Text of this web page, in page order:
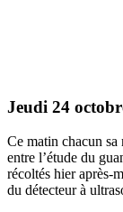
Jeudi 24
Ce matin chacun sa
entre l’étude du
récoltés hier après-
du détecteur à